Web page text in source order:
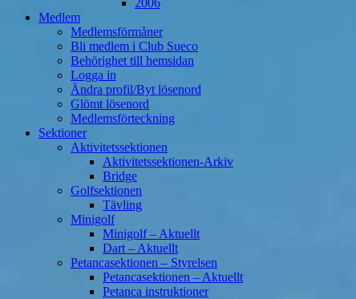
2006
Medlem
Medlemsförmåner
Bli medlem i Club Sueco
Behörighet till hemsidan
Logga in
Ändra profil/Byt lösenord
Glömt lösenord
Medlemsförteckning
Sektioner
Aktivitetssektionen
Aktivitetssektionen-Arkiv
Bridge
Golfsektionen
Tävling
Minigolf
Minigolf – Aktuellt
Dart – Aktuellt
Petancasektionen – Styrelsen
Petancasektionen – Aktuellt
Petanca instruktioner